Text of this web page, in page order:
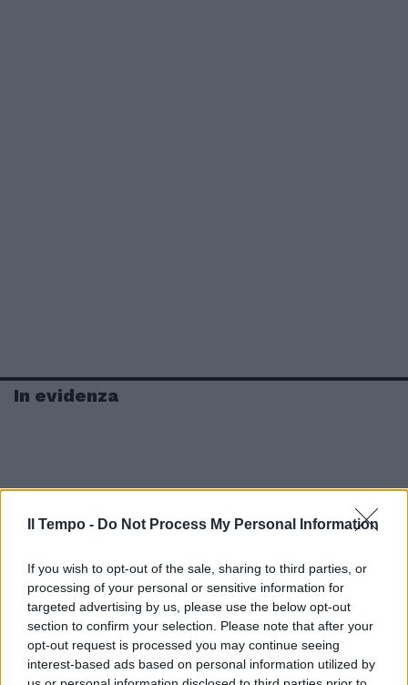
Il Tempo - Do Not Process My Personal Information
If you wish to opt-out of the sale, sharing to third parties, or
processing of your personal or sensitive information for
targeted advertising by us, please use the below opt-out
section to confirm your selection. Please note that after your
opt-out request is processed you may continue seeing
interest-based ads based on personal information utilized by
In evidenza